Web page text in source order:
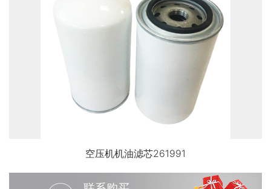
空压机机油滤芯261991